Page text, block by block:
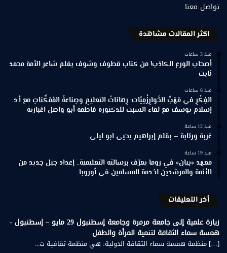
تواصل معنا
اكثر المقالات مشاهدة
منذ 3 ساعات
أصحاب الورع الكاذب! من كتاب قطوف وشوف بقلم شاعر الأمة محمد
ثابت
منذ 6 ساعات
الفِكْرِ في مَهَبِّ الخَوارِزْمِيّات: رِهاناتُ التعليمِ وصِناعةُ المُمَكِّناتِ مع أ.د.
إسلام يوسف مع لقاء السبت للدكتورة فاطمة أبو واصل اغبارية
منذ 12 ساعة
غربة ورتابة – بقلم إبراهيم يحيى ابو ليلى.
منذ 19 ساعة
معهد «بيان» في روما يعرّف برسالته التعليمية.. إعداد جيل جديد من
الأئمة والمرشدين لخدمة المسلمين في أوروبا
أخر التعليقات
زيارة علمية إلى جامعة مرمرة وجامعة إسطنبول 29 مايو – إسطنبول -
همسة سماء الثقافة لتنمية المرأة والطفل
[…] منظمة همسة سماء الثقافة الدولية: هي منظمة ثقافية ت...